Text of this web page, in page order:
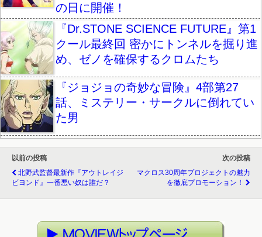
の日に開催！
『Dr.STONE SCIENCE FUTURE』第1
クール最終回 密かにトンネルを掘り進
め、ゼノを確保するクロムたち
『ジョジョの奇妙な冒険』4部第27
話、ミステリー・サークルに倒れてい
た男
以前の投稿
北野武監督最新作『アウトレイジ
ビヨンド』一番悪い奴は誰だ？
次の投稿
マクロス30周年プロジェクトの魅力
を徹底プロモーション！